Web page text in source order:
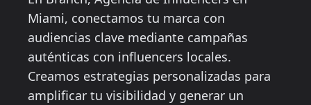
Miami, conectamos tu marca con
audiencias clave mediante campañas
auténticas con influencers locales.
Creamos estrategias personalizadas para
amplificar tu visibilidad y generar un